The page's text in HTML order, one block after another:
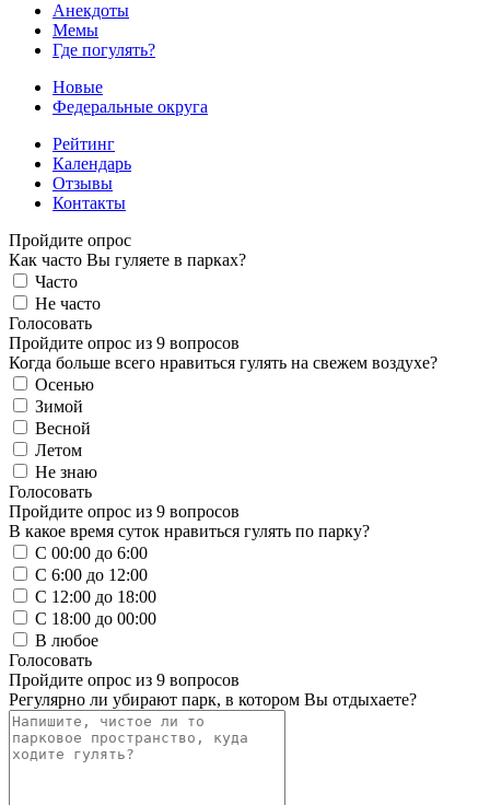
Анекдоты
Мемы
Где погулять?
Новые
Федеральные округа
Рейтинг
Календарь
Отзывы
Контакты
Пройдите опрос
Как часто Вы гуляете в парках?
Часто
Не часто
Голосовать
Пройдите опрос из 9 вопросов
Когда больше всего нравиться гулять на свежем воздухе?
Осенью
Зимой
Весной
Летом
Не знаю
Голосовать
Пройдите опрос из 9 вопросов
В какое время суток нравиться гулять по парку?
С 00:00 до 6:00
С 6:00 до 12:00
С 12:00 до 18:00
С 18:00 до 00:00
В любое
Голосовать
Пройдите опрос из 9 вопросов
Регулярно ли убирают парк, в котором Вы отдыхаете?